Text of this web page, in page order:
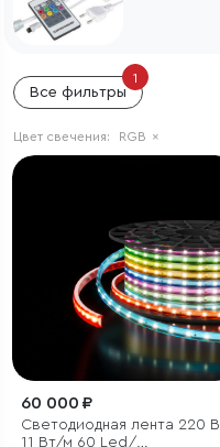
Все фильтры
1
Цвет свечения: RGB ×
60 000 ₽
Светодиодная лента 220 В
11 Вт/м 60 Led/